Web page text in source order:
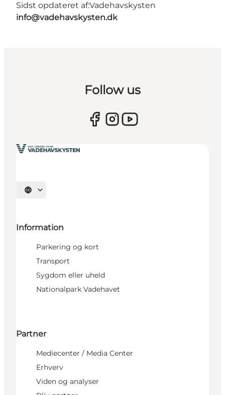
Sidst opdateret af:Vadehavskysten
info@vadehavskysten.dk
Follow us
Vælg sprog
Information
Parkering og kort
Transport
Sygdom eller uheld
Nationalpark Vadehavet
Partner
Mediecenter / Media Center
Erhverv
Viden og analyser